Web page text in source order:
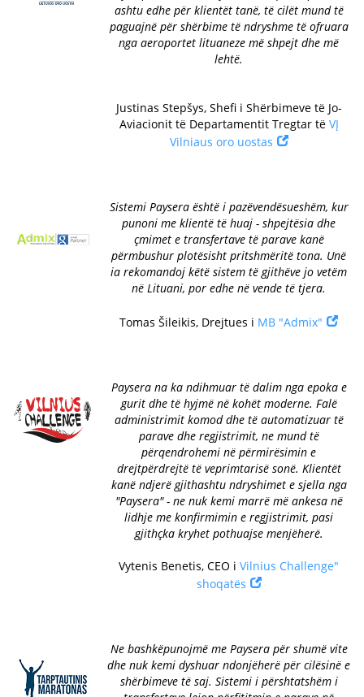
ashtu edhe për klientët tanë, të cilët mund të
paguajnë për shërbime të ndryshme të ofruara
nga aeroportet lituaneze më shpejt dhe më
lehtë.
Justinas Stepšys, Shefi i Shërbimeve të Jo-
Aviacionit të Departamentit Tregtar të VĮ
Vilniaus oro uostas
Sistemi Paysera është i pazëvendësueshëm, kur
punoni me klientë të huaj - shpejtësia dhe
çmimet e transfertave të parave kanë
përmbushur plotësisht pritshmëritë tona. Unë
ia rekomandoj këtë sistem të gjithëve jo vetëm
në Lituani, por edhe në vende të tjera.
Tomas Šileikis, Drejtues i MB "Admix"
Paysera na ka ndihmuar të dalim nga epoka e
gurit dhe të hyjmë në kohët moderne. Falë
administrimit komod dhe të automatizuar të
parave dhe regjistrimit, ne mund të
përqendrohemi në përmirësimin e
drejtpërdrejtë të veprimtarisë sonë. Klientët
kanë ndjerë gjithashtu ndryshimet e sjella nga
"Paysera" - ne nuk kemi marrë më ankesa në
lidhje me konfirmimin e regjistrimit, pasi
gjithçka kryhet pothuajse menjëherë.
Vytenis Benetis, CEO i Vilnius Challenge"
shoqatës
Ne bashkëpunojmë me Paysera për shumë vite
dhe nuk kemi dyshuar ndonjëherë për cilësinë e
shërbimeve të saj. Sistemi i përshtatshëm i